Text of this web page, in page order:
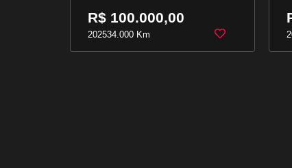
R$ 100.000,00
202534.000 Km